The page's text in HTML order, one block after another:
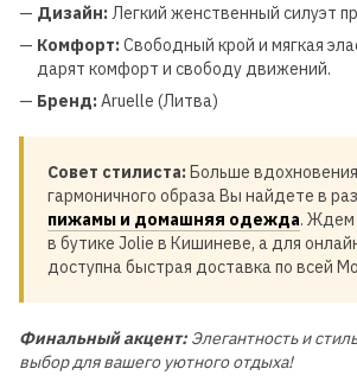
— Дизайн:Легкий женственный силуэт
— Комфорт:Свободный крой и мягкая
дарят комфорт и свободу движений.
— Бренд:Aruelle (Литва)
Совет стилиста:Больше
гармоничного образа Вы найдете в
пижамы и домашняя одежда. Ждем
в бутике Jolie в Кишиневе, а для
доступна быстрая доставка по всей
Финальный акцент:Элегантность и
выбор для вашего уютного отдыха!